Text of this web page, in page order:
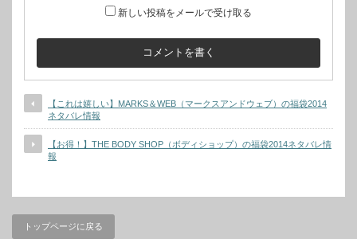
新しい投稿をメールで受け取る
【これは嬉しい】MARKS＆WEB（マークスアンドウェブ）の福袋2014
ネタバレ情報
【お得！】THE BODY SHOP（ボディショップ）の福袋2014ネタバレ情
報
トップページに戻る